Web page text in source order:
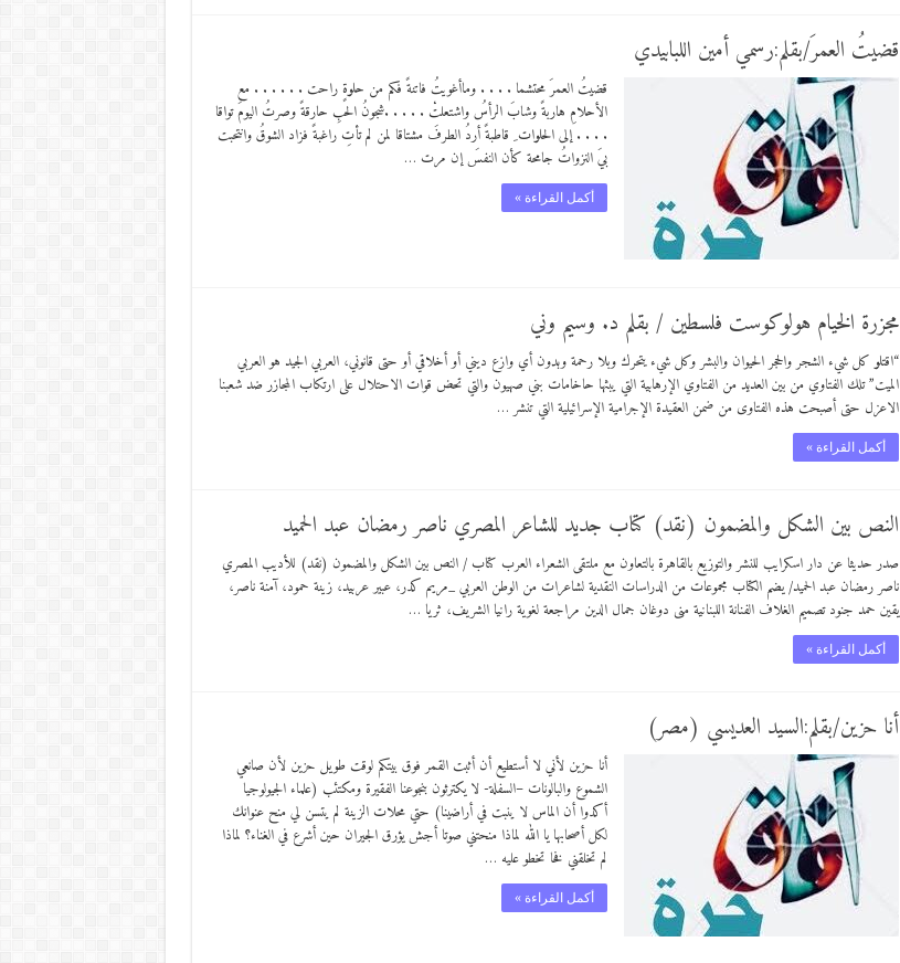
قضيتُ العمرَ/بقلم:رسمي أمين اللبابيدي
قضيتُ العمرَ محتشما . . . . وماأغويتُ فاتنةً فكم من حلوةٍ راحت . . . . . . مع
الأحلامِ هاربةً وشابَ الرأسُ واشتعلتْ . . . . .شجونُ الحبِ حارقةً وصرتُ اليومَ تواقا
. . . . إلى الحلوات ِ قاطبةً أردُ الطرفَ مشتاقا لمن لم تأتِ راغبةً فزاد الشوقُ وانتحبت
بيَ النزواتُ جامحة كأن النفسَ إن مرت …
أكمل القراءة »
مجزرة الخيام هولوكوست فلسطين / بقلم د. وسيم وني
“اقتلو كل شيء الشجر والحجر الحيوان والبشر وكل شيء يتحرك وبلا رحمة وبدون أي وازع ديني أو أخلاقي أو حتى قانوني، العربي الجيد هو العربي
الميت” تلك الفتاوي من بين العديد من الفتاوي الإرهابية التي يبثها حاخامات بني صهيون والتي تحض قوات الاحتلال على ارتكاب المجازر ضد شعبنا
الاعزل حتى أصبحت هذه الفتاوى من ضمن العقيدة الإجرامية الإسرائيلية التي تنشر …
أكمل القراءة »
النص بين الشكل والمضمون (نقد) كتاب جديد للشاعر المصري ناصر رمضان عبد الحميد
صدر حديثا عن دار اسكرايب للنشر والتوزيع بالقاهرة بالتعاون مع ملتقى الشعراء العرب كتاب / النص بين الشكل والمضمون (نقد) للأديب المصري
ناصر رمضان عبد الحميد/ يضم الكتاب مجموعات من الدراسات النقدية لشاعرات من الوطن العربي _مريم كدر، عبير عربيد، زينة حمود، آمنة ناصر،
يقين حمد جنود تصميم الغلاف الفنانة اللبنانية منى دوغان جمال الدين مراجعة لغوية رانيا الشريف، ثريا …
أكمل القراءة »
أنا حزين/بقلم:السيد العديسي (مصر)
أنا حزين لأني لا أستطيع أن أثبت القمر فوق بيتكم لوقت طويل حزين لأن صانعي
الشموع والبالونات –السفلة- لا يكترثون بنجوعنا الفقيرة ومكتئب (علماء الجيولوجيا
أكدوا أن الماس لا ينبت في أراضينا) حتي محلات الزينة لم يتسن لي منح عنوانك
لكل أصحابها يا الله لماذا منحتني صوتا أجش يؤرق الجيران حين أشرع في الغناء؟ لماذا
لم تخلقني فخا تخطو عليه …
أكمل القراءة »